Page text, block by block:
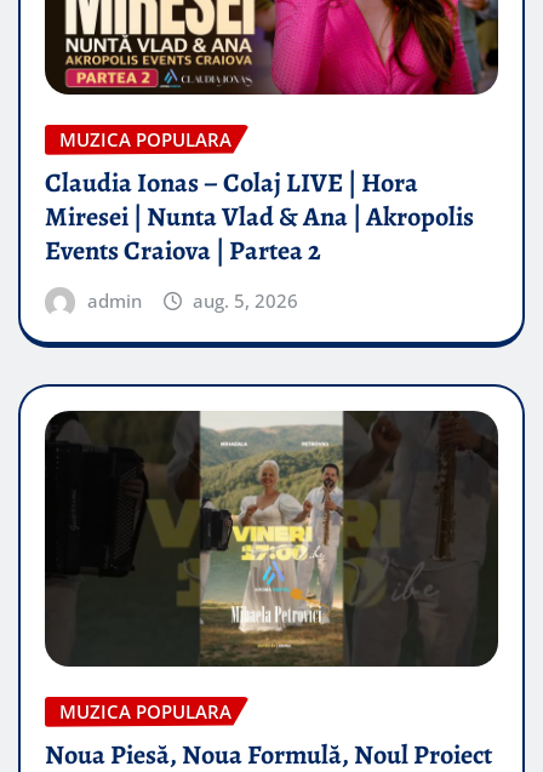
MUZICA POPULARA
Claudia Ionas – Colaj LIVE | Hora
Miresei | Nunta Vlad & Ana | Akropolis
Events Craiova | Partea 2
admin aug. 5, 2026
MUZICA POPULARA
Noua Piesă, Noua Formulă, Noul Proiect